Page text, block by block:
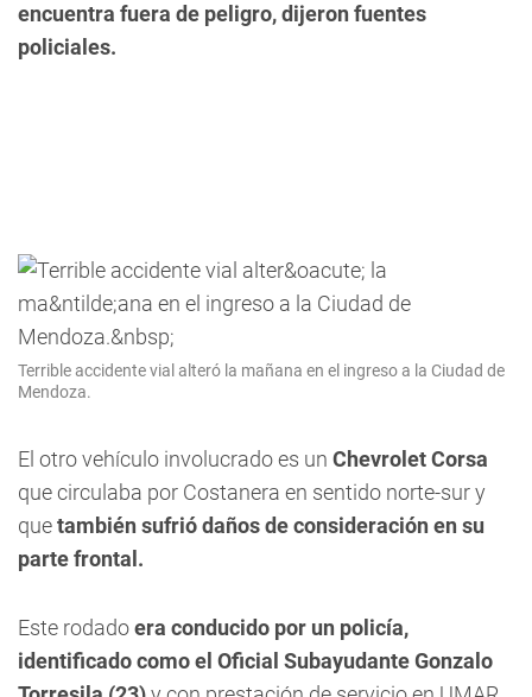
encuentra fuera de peligro, dijeron fuentes
policiales.
Terrible accidente vial alteró la mañana en el ingreso a la Ciudad de
Mendoza.
El otro vehículo involucrado es un Chevrolet Corsa
que circulaba por Costanera en sentido norte-sur y
quetambién sufrió daños de consideración en su
parte frontal.
Este rodadoera conducido por un policía,
identificado como el Oficial Subayudante Gonzalo